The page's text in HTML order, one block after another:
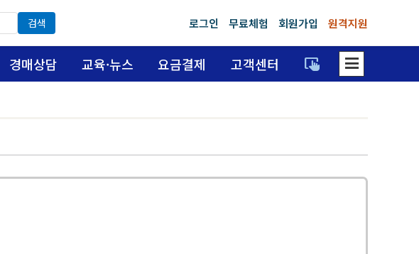
검색 로그인 무료체험 회원가입 원격지원
경매상담 교육·뉴스 요금결제 고객센터 trackpad_input dehaze